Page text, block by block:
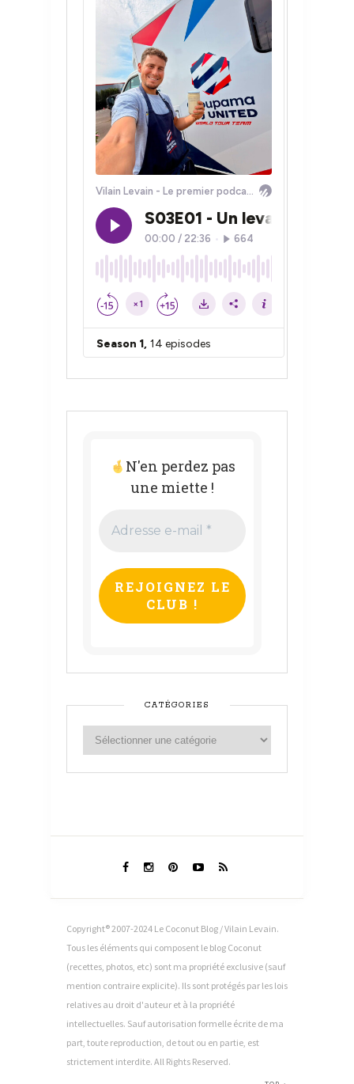
N'en perdez pas
une miette !
e-
*
CATÉGORIES
Copyright® 2007-2024 Le Coconut Blog / Vilain Levain.
Tous les éléments qui composent le blog Coconut
(recettes, photos, etc) sont ma propriété exclusive (sauf
mention contraire explicite). Ils sont protégés par les lois
relatives au droit d'auteur et à la propriété
intellectuelles. Sauf autorisation formelle écrite de ma
part, toute reproduction, de tout ou en partie, est
strictement interdite. All Rights Reserved.